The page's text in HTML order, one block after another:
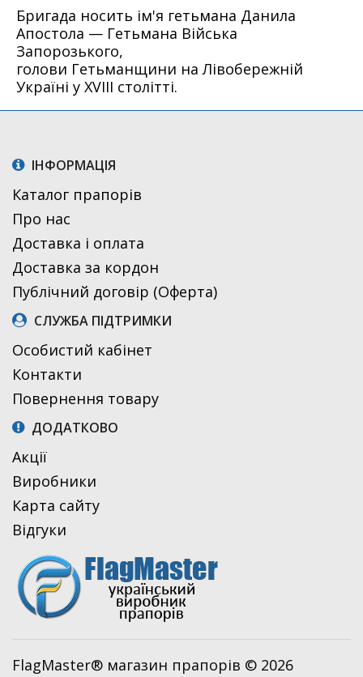
Бригада носить ім'я гетьмана Данила
Апостола — Гетьмана Війська
Запорозького,
голови Гетьманщини на Лівобережній
Україні у XVIII столітті.
ІНФОРМАЦІЯ
Каталог прапорів
Про нас
Доставка і оплата
Доставка за кордон
Публічний договір (Оферта)
СЛУЖБА ПІДТРИМКИ
Особистий кабінет
Контакти
Повернення товару
ДОДАТКОВО
Акції
Виробники
Карта сайту
Відгуки
FlagMaster® магазин прапорів © 2026